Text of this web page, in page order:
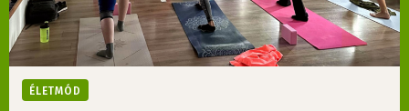
ÉLETMÓD